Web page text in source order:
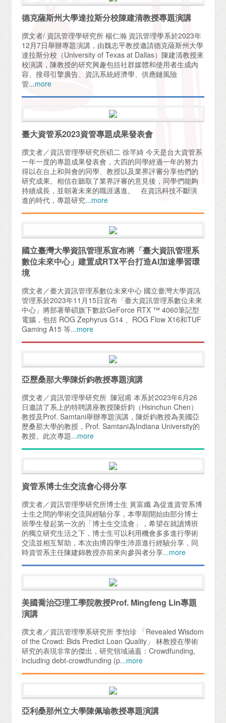
德克薩斯州大學達拉斯分校陳建清教授專題演講
撰文者/ 資訊管理學研究所 楊仁瀚 資訊管理學系於2023年
12月7日舉辦專題演講，由魏志平教授邀請德克薩斯州大學
達拉斯分校（University of Texas at Dallas）陳建清教授來
校演講，陳教授的研究興趣包括社群媒體和使用者生成內
容、搜尋引擎廣告、資訊系統經濟學、供應鏈風險
管...more
臺大資管系2023資管專題成果發表會
撰文者／資訊管理學研究所碩二 徐芊綺 今天是台大資管系
一年一度的專題成果發表會，大四的同學經過一年的努力
得以在台上和與會的同學、教授以及業界評審分享他們的
研究成果。相信在聽取了業界評審的意見後，同學們能夠
持續成長，並朝著未來的職涯邁進。 在資訊科技不斷演
進的時代，專題研究...more
國立臺灣大學資訊管理系宣布將「臺大資訊管理系
數位未來中心」建置成RTX平台打造AI加速學習環
境
撰文者／臺大資訊管理系數位未來中心 國立臺灣大學資訊
管理系於2023年11月15日宣布「臺大資訊管理系數位未來
中心」將部署華碩旗下數款GeForce RTX ™ 4060筆記型
電腦，包括 ROG Zephyrus G14 、ROG Flow X16和TUF
Gaming A15 等...more
亞歷桑那大學陳炘鈞教授專題演講
撰文者／資訊管理學研究所 陳冠甫 本系於2023年6月26
日邀請了系上的特聘講座教授陳炘鈞（Hsinchun Chen）
教授及Prof. Samtani舉辦專題演講，陳炘鈞教授為美國亞
歷桑那大學的教授，Prof. Samtani為Indiana University的
教授。此次專題...more
資管系博士生交流會心得分享
撰文者／資訊管理學研究所博士生 黃富纖 為促進資管系博
士生之間的學術交流與經驗分享，本學期開始由部分博士
班學生發起第一次的「博士生交流會」，希望在就讀博班
的獨立研究生活之下，博士生可以利用機會多多進行學術
交流並相互幫助，本次由博四學生沛原進行經驗分享，同
時資管系主任陳建錦教授亦前來向參與者分享...more
美國喬治亞理工學院教授Prof. Mingfeng Lin專題
演講
撰文者／資訊管理學系研究所 李怡珍 「Revealed Wisdom
of the Crowd: Bids Predict Loan Quality」 林教授在學術
研究的表現非常的傑出，研究領域涵蓋：Crowdfunding,
including debt-crowdfunding (p...more
亞利桑那州立大學陳佩瑜教授專題演講